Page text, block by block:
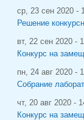
ср, 23 сен 2020 -
Решение
вт, 22 сен 2020 -
Конкурс на
пн, 24 авг 2020 -
Собрание
чт, 20 авг 2020 -
Конкурс на